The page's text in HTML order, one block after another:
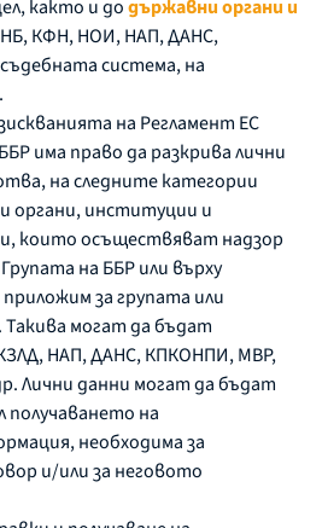
както и додържавни органи и
КФН, НОИ, НАП, ДАНС,
система, на
на Регламент ЕС
има право да разкрива лични
на следните категории
органи, институции и
които осъществяват надзор
на ББР или върху
за групата или
могат да бъдат
НАП, ДАНС, КПКОНПИ, МВР,
Лични данни могат да бъдат
получаването на
необходима за
и/или за неговото